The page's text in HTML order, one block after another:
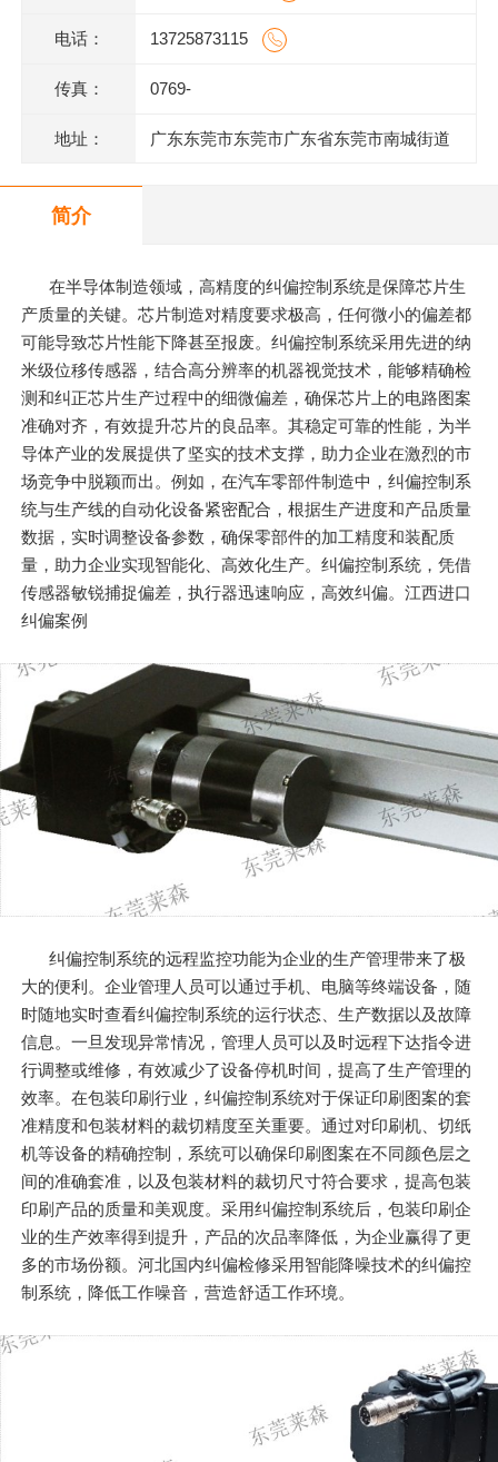
电话： 13725873115
传真： 0769-
地址： 广东东莞市东莞市广东省东莞市南城街道
简介
在半导体制造领域，高精度的纠偏控制系统是保障芯片生
产质量的关键。芯片制造对精度要求极高，任何微小的偏差都
可能导致芯片性能下降甚至报废。纠偏控制系统采用先进的纳
米级位移传感器，结合高分辨率的机器视觉技术，能够精确检
测和纠正芯片生产过程中的细微偏差，确保芯片上的电路图案
准确对齐，有效提升芯片的良品率。其稳定可靠的性能，为半
导体产业的发展提供了坚实的技术支撑，助力企业在激烈的市
场竞争中脱颖而出。例如，在汽车零部件制造中，纠偏控制系
统与生产线的自动化设备紧密配合，根据生产进度和产品质量
数据，实时调整设备参数，确保零部件的加工精度和装配质
量，助力企业实现智能化、高效化生产。纠偏控制系统，凭借
传感器敏锐捕捉偏差，执行器迅速响应，高效纠偏。江西进口
纠偏案例
纠偏控制系统的远程监控功能为企业的生产管理带来了极
大的便利。企业管理人员可以通过手机、电脑等终端设备，随
时随地实时查看纠偏控制系统的运行状态、生产数据以及故障
信息。一旦发现异常情况，管理人员可以及时远程下达指令进
行调整或维修，有效减少了设备停机时间，提高了生产管理的
效率。在包装印刷行业，纠偏控制系统对于保证印刷图案的套
准精度和包装材料的裁切精度至关重要。通过对印刷机、切纸
机等设备的精确控制，系统可以确保印刷图案在不同颜色层之
间的准确套准，以及包装材料的裁切尺寸符合要求，提高包装
印刷产品的质量和美观度。采用纠偏控制系统后，包装印刷企
业的生产效率得到提升，产品的次品率降低，为企业赢得了更
多的市场份额。河北国内纠偏检修采用智能降噪技术的纠偏控
制系统，降低工作噪音，营造舒适工作环境。